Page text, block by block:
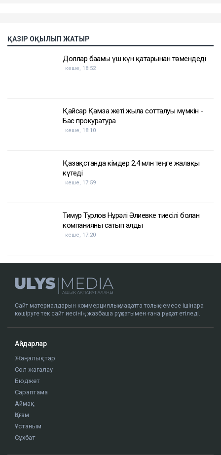
ҚАЗІР ОҚЫЛЫП ЖАТЫР
Доллар бағамы үш күн қатарынан төмендеді
кеше, 18:52
Қайсар Қамза жеті жылға сотталуы мүмкін -
Бас прокуратура
кеше, 18:10
Қазақстанда кімдер 2,4 млн теңге жалақы
күтеді
кеше, 17:59
Тимур Турлов Нұрәлі Әлиевке тиесілі болған
компанияны сатып алды
кеше, 17:20
Сайт материалдарын коммерциялық мақсатта толық немесе ішінара
көшіруге тек сайт иесінің жазбаша рұқсатымен ғана рұқсат етіледі.
Айдарлар
Жаңалықтар
Сол жағалау
Бюджет
Сараптама
Аймақ
Қоғам
Ұстаным
Сұхбат